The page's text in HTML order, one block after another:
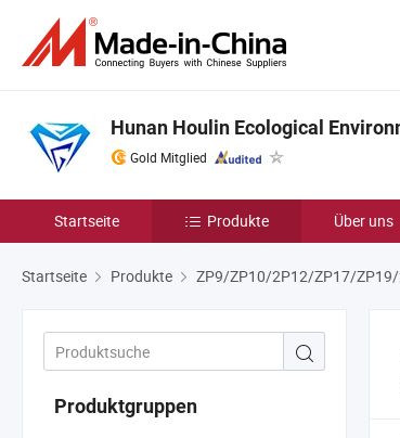
Hunan Houlin Ecological
Gold Mitglied
Startseite Produkte Über uns
Startseite Produkte ZP9/ZP10/2P12/ZP17/ZP19/
Produktgruppen